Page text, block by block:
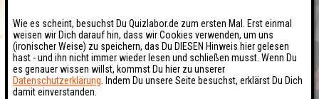
Wie es scheint, besuchst Du Quizlabor.de zum ersten Mal. Erst einmal
weisen wir Dich darauf hin, dass wir Cookies verwenden, um uns
(ironischer Weise) zu speichern, das Du DIESEN Hinweis hier gelesen
hast - und ihn nicht immer wieder lesen und schließen musst. Wenn Du
es genauer wissen willst, kommst Du hier zu unserer
Datenschutzerklärung . Indem Du unsere Seite besuchst, erklärst Du Dich
damit einverstanden.